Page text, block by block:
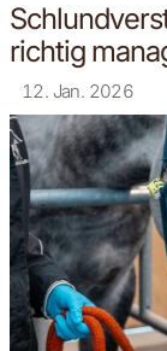
richtig
12. Jan. 2026